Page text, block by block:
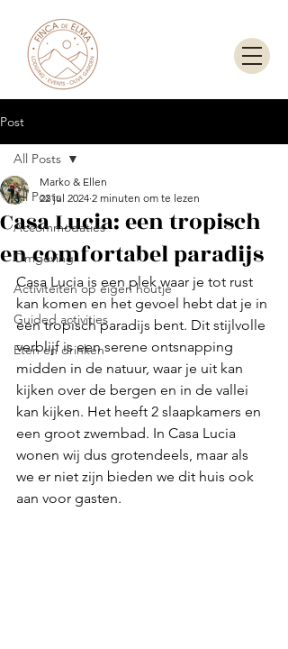
Post
All Posts
Accommodaties
Omgeving
Activiteiten op eigen houtje
Guided activities
Eten en drinken
All Posts
Casa Lucia: een tropisch
en comfortabel paradijs
Marko & Ellen
22 jul 2024 2 minuten om te lezen
Casa Lucia is een plek waar je tot rust
kan komen en het gevoel hebt dat je in
een tropisch paradijs bent. Dit stijlvolle
verblijf is een serene ontsnapping
midden in de natuur, waar je uit kan
kijken over de bergen en in de vallei
kan kijken. Het heeft 2 slaapkamers en
een groot zwembad. In Casa Lucia
wonen wij dus grotendeels, maar als
we er niet zijn bieden we dit huis ook
aan voor gasten.